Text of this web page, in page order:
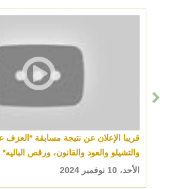
قريبا الإعلان عن نتيجة مسابقة *العزف
والتشيلو والعود والقانون، ورقص الباليه*
الأحد، 10 نوفمبر 2024